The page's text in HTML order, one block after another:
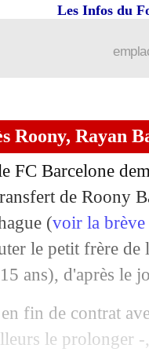
Les Infos du
Roony, Rayan
FC Barcelone
de Roony
(voir la
le petit frère
ans), d'après le
fin de contrat
le prolonger
Renard vote
un retour au
libéré pour
Pise
au Cercle
pour El Arabi
Parme ?
piste Ederson